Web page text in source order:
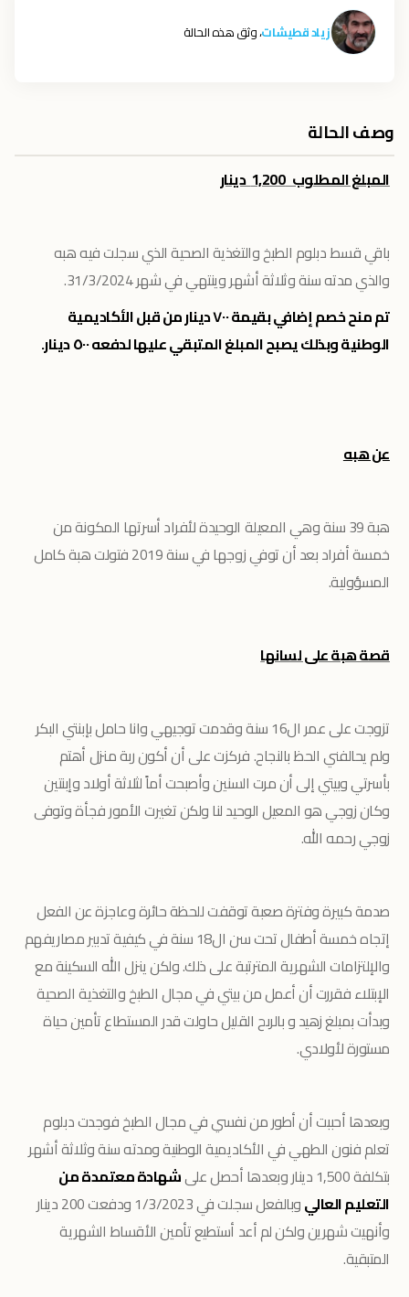
زياد قطيشات، وثق هذه الحالة
وصف الحالة
المبلغ المطلوب 1,200 دينار
باقي قسط دبلوم الطبخ والتغذية الصحية الذي سجلت فيه هبه
والذي مدته سنة وثلاثة أشهر وينتهي في شهر 31/3/2024.
تم منح خصم إضافي بقيمة ٧٠٠ دينار من قبل الأكاديمية
الوطنية وبذلك يصبح المبلغ المتبقي عليها لدفعه ٥٠٠ دينار.
عن هبه
هبة 39 سنة وهي المعيلة الوحيدة لأفراد أسرتها المكونة من
خمسة أفراد بعد أن توفي زوجها في سنة 2019 فتولت هبة كامل
المسؤولية.
قصة هبة على لسانها
تزوجت على عمر ال16 سنة وقدمت توجيهي وانا حامل بإبنتي البكر
ولم يحالفني الحظ بالنجاح. فركزت على أن أكون ربة منزل أهتم
بأسرتي وبيتي إلى أن مرت السنين وأصبحت أماً لثلاثة أولاد وإبنتين
وكان زوجي هو المعيل الوحيد لنا ولكن تغيرت الأمور فجأة وتوفى
زوجي رحمه الله.
صدمة كبيرة وفترة صعبة توقفت للحظة حائرة وعاجزة عن الفعل
إتجاه خمسة أطفال تحت سن ال18 سنة في كيفية تدبير مصاريفهم
والإلتزامات الشهرية المترتبة على ذلك. ولكن ينزل الله السكينة مع
الإبتلاء فقررت أن أعمل من بيتي في مجال الطبخ والتغذية الصحية
وبدأت بمبلغ زهيد و بالربح القليل حاولت قدر المستطاع تأمين حياة
مستورة لأولادي.
وبعدها أحببت أن أطور من نفسي في مجال الطبخ فوجدت دبلوم
تعلم فنون الطهي في الأكاديمية الوطنية ومدته سنة وثلاثة أشهر
بتكلفة 1,500 دينار وبعدها أحصل على
شهادة معتمدة من
التعليم العالي
وبالفعل سجلت في 1/3/2023 ودفعت 200 دينار
وأنهيت شهرين ولكن لم أعد أستطيع تأمين الأقساط الشهرية
المتبقية.